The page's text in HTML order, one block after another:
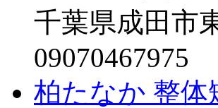
千葉県成田市
09070467975
柏たなか 整体